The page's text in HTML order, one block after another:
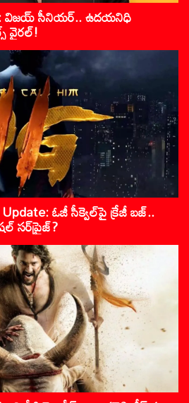
విజయ్ సీనియర్.. ఉదయనిధి
వైరల్!
ఓజీ సీక్వెల్‌పై క్రేజీ బజ్..
సర్‌ప్రైజ్?